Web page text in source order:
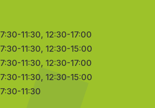
7:30-11:30, 12:30-17:00
7:30-11:30, 12:30-15:00
7:30-11:30, 12:30-17:00
7:30-11:30, 12:30-15:00
7:30-11:30